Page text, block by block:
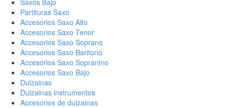
Partituras Saxo
Accesorios Saxo Alto
Accesorios Saxo Tenor
Accesorios Saxo Soprano
Accesorios Saxo Baritono
Accesorios Saxo Sopranino
Accesorios Saxo Bajo
Dulzainas
Dulzainas instrumentos
Accesorios de dulzainas